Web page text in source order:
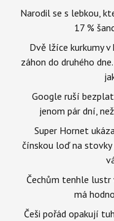
Narodil se s lebkou,
17 %
Dvě lžíce kurkumy
záhon do druhého
Google ruší
jenom pár dní,
Super Hornet
čínskou loď na
Čechům tenhle lustr
má
Češi pořád opakují